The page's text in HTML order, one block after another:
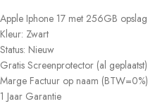
Apple Iphone 17 met 256GB opslag
Kleur: Zwart
Status: Nieuw
Gratis Screenprotector (al geplaatst)
Marge Factuur op naam (BTW=0%)
1 Jaar Garantie